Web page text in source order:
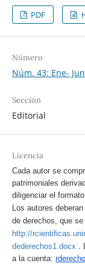
PDF
Número
Núm. 43: Ene-
Sección
Editorial
Licencia
Cada autor se
patrimoniales
diligenciar el
Los autores
de derechos, que
http://
dederechos1.docx .
a la cuenta: